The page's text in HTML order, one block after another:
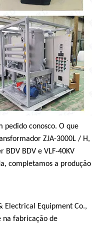
pedido conosco. O que
ZJA-3000L / H,
BDV BDV e VLF-40KV
completamos a produção
Electrical Equipment Co.,
na fabricação de